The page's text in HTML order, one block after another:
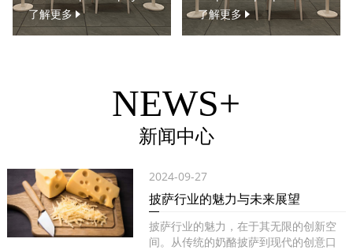
了解更多
了解更多
NEWS+
新闻中心
2024-09-27
披萨行业的魅力与未来展望
披萨行业的魅力，在于其无限的创新空
间。从传统的奶酪披萨到现代的创意口